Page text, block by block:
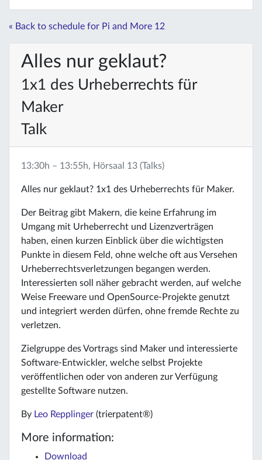
« Back to schedule for Pi and More 12
Alles nur geklaut?
1x1 des Urheberrechts für
Maker
Talk
13:30h – 13:55h, Hörsaal 13 (Talks)
Alles nur geklaut? 1x1 des Urheberrechts für Maker.
Der Beitrag gibt Makern, die keine Erfahrung im
Umgang mit Urheberrecht und Lizenzverträgen
haben, einen kurzen Einblick über die wichtigsten
Punkte in diesem Feld, ohne welche oft aus Versehen
Urheberrechtsverletzungen begangen werden.
Interessierten soll näher gebracht werden, auf welche
Weise Freeware und OpenSource-Projekte genutzt
und integriert werden dürfen, ohne fremde Rechte zu
verletzen.
Zielgruppe des Vortrags sind Maker und interessierte
Software-Entwickler, welche selbst Projekte
veröffentlichen oder von anderen zur Verfügung
gestellte Software nutzen.
By Leo Repplinger (trierpatent®)
More information:
Download